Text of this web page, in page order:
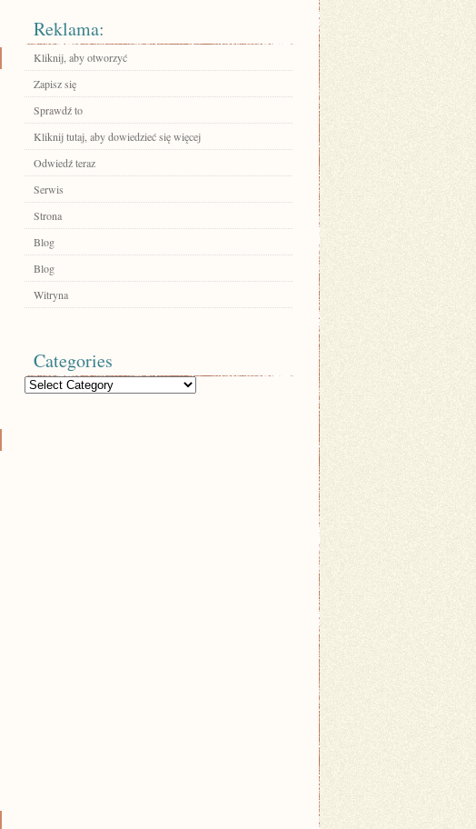
Reklama:
Kliknij, aby otworzyć
Zapisz się
Sprawdź to
Kliknij tutaj, aby dowiedzieć się więcej
Odwiedź teraz
Serwis
Strona
Blog
Blog
Witryna
Categories
Categories